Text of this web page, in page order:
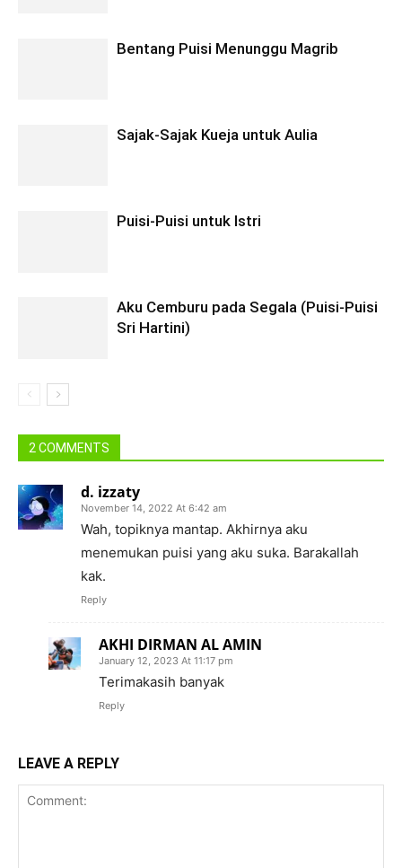
Bentang Puisi Menunggu Magrib
Sajak-Sajak Kueja untuk Aulia
Puisi-Puisi untuk Istri
Aku Cemburu pada Segala (Puisi-Puisi
Sri Hartini)
2 COMMENTS
d. izzaty
November 14, 2022 At 6:42 am
Wah, topiknya mantap. Akhirnya aku
menemukan puisi yang aku suka. Barakallah
kak.
Reply
AKHI DIRMAN AL AMIN
January 12, 2023 At 11:17 pm
Terimakasih banyak
Reply
LEAVE A REPLY